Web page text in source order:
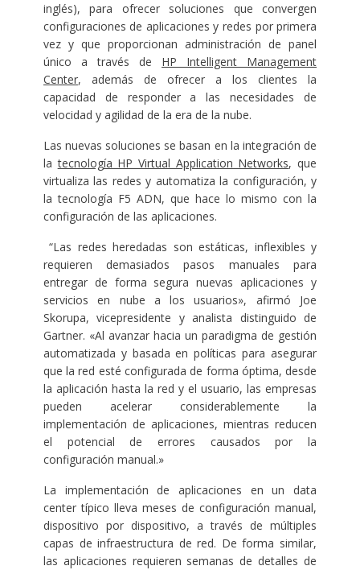
inglés), para ofrecer soluciones que convergen
configuraciones de aplicaciones y redes por primera
vez y que proporcionan administración de panel
único a través de HP Intelligent Management
Center, además de ofrecer a los clientes la
capacidad de responder a las necesidades de
velocidad y agilidad de la era de la nube.
Las nuevas soluciones se basan en la integración de
latecnología HP Virtual Application Networks, que
virtualiza las redes y automatiza la configuración, y
la tecnología F5 ADN, que hace lo mismo con la
configuración de las aplicaciones.
“Las redes heredadas son estáticas, inflexibles y
requieren demasiados pasos manuales para
entregar de forma segura nuevas aplicaciones y
servicios en nube a los usuarios», afirmó Joe
Skorupa, vicepresidente y analista distinguido de
Gartner. «Al avanzar hacia un paradigma de gestión
automatizada y basada en políticas para asegurar
que la red esté configurada de forma óptima, desde
la aplicación hasta la red y el usuario, las empresas
pueden acelerar considerablemente la
implementación de aplicaciones, mientras reducen
el potencial de errores causados por la
configuración manual.»
La implementación de aplicaciones en un data
center típico lleva meses de configuración manual,
dispositivo por dispositivo, a través de múltiples
capas de infraestructura de red. De forma similar,
las aplicaciones requieren semanas de detalles de